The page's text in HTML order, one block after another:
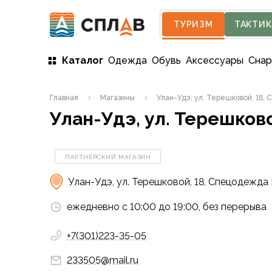
ТУРИЗМ
Каталог
Мужская одежда
Куртки
Куртки софтшелл и ветрозащита
Флисовые куртки
Беговые и спортивные
Пончо и дождевики
Пуховые куртки
Жилеты
Мембранные брюки
Одежда Обувь Аксессуары
Главная Магазины Улан-Удэ, ул. Терешковой, 18,
Улан-Удэ, ул.
ПАРТНЁРСКИЙ МАГАЗИН
Улан-Удэ, ул. Терешковой, 18, Спецодежда
ежедневно с 10:00 до 19:00, без перерыва
+7(301)223-35-05
233505@mail.ru